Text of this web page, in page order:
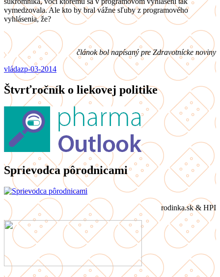
vymedzovala. Ale kto by bral vážne sľuby z programového
vyhlásenia, že?
článok bol napísaný pre Zdravotnícke noviny
vládazp-03-2014
Štvrťročník o liekovej politike
Sprievodca pôrodnicami
rodinka.sk & HPI